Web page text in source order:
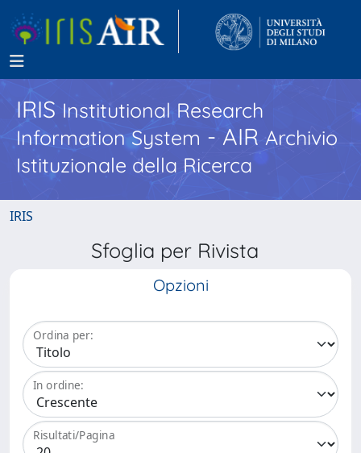
IRISInstitutional Research
Information System - AIR Archivio
Istituzionale della Ricerca
IRIS
Sfoglia per Rivista
Opzioni
Ordina per:
In ordine:
Risultati/Pagina